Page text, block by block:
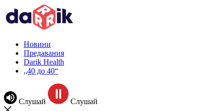
Новини
Предавания
Darik Health
„40 до 40“
Слушай Слушай